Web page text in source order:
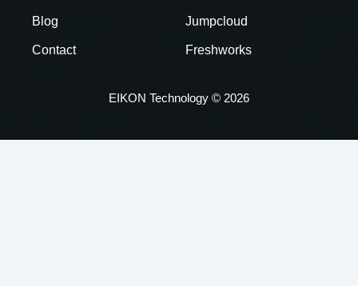
Blog
Contact
Jumpcloud
Freshworks
EIKON Technology © 2026